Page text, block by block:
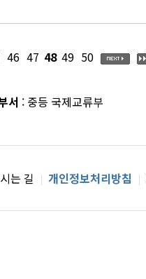
46 47 48 49 50
서 : 중등 국제교류부
는 길 개인정보처리방침